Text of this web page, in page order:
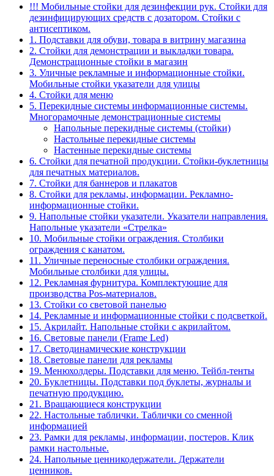
!!! Мобильные стойки для дезинфекции рук. Стойки для
дезинфицирующих средств с дозатором. Стойки с
антисептиком.
1. Подставки для обуви, товара в витрину магазина
2. Стойки для демонстрации и выкладки товара.
Демонстрационные стойки в магазин
3. Уличные рекламные и информационные стойки.
Мобильные стойки указатели для улицы
4. Стойки для меню
5. Перекидные системы информационные системы.
Многорамочные демонстрационные системы
Напольные перекидные системы (стойки)
Настольные перекидные системы
Настенные перекидные системы
6. Стойки для печатной продукции. Стойки-буклетницы
для печатных материалов.
7. Стойки для баннеров и плакатов
8. Стойки для рекламы, информации. Рекламно-
информационные стойки.
9. Напольные стойки указатели. Указатели направления.
Напольные указатели «Стрелка»
10. Мобильные стойки ограждения. Столбики
ограждения с канатом.
11. Уличные переносные столбики ограждения.
Мобильные столбики для улицы.
12. Рекламная фурнитура. Комплектующие для
производства Pos-материалов.
13. Стойки со световой панелью
14. Рекламные и информационные стойки с подсветкой.
15. Акрилайт. Напольные стойки с акрилайтом.
16. Световые панели (Frame Led)
17. Светодинамические конструкции
18. Световые панели для рекламы
19. Менюхолдеры. Подставки для меню. Тейбл-тенты
20. Буклетницы. Подставки под буклеты, журналы и
печатную продукцию.
21. Вращающиеся конструкции
22. Настольные таблички. Таблички со сменной
информацией
23. Рамки для рекламы, информации, постеров. Клик
рамки настольные.
24. Напольные ценникодержатели. Держатели
ценников.